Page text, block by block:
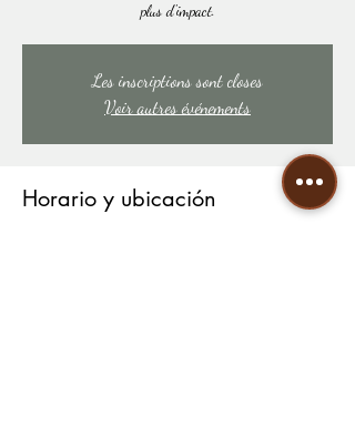
plus d'impact.
Les inscriptions sont closes
Voir autres événements
Horario y ubicación